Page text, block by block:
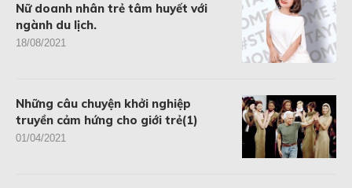
Nữ doanh nhân trẻ tâm huyết với
ngành du lịch.
18/08/2021
Những câu chuyện khởi nghiệp
truyền cảm hứng cho giới trẻ(1)
01/04/2021